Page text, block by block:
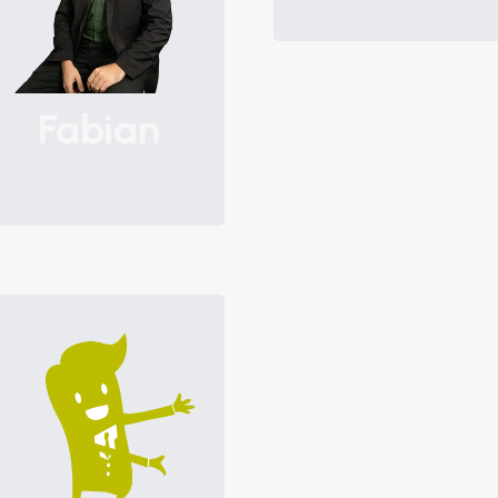
приємними колегами“.
„Хочете дізнатися більше
про всю нашу команду?
Тоді натисніть тут